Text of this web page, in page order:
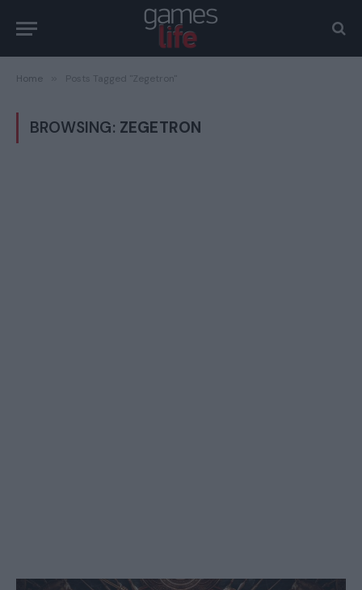
Home Posts Tagged "Zegetron"
BROWSING: ZEGETRON